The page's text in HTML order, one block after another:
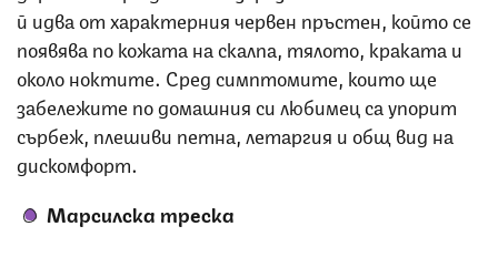
й идва от характерния червен пръстен, който се
появява по кожата на скалпа, тялото, краката и
около ноктите. Сред симптомите, които ще
забележите по домашния си любимец са упорит
сърбеж, плешиви петна, летаргия и общ вид на
дискомфорт.
Марсилска треска